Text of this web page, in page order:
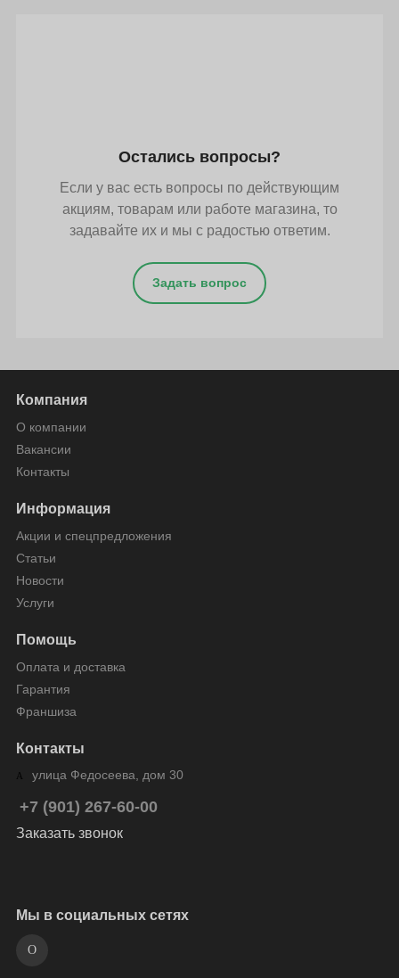
Остались вопросы?
Если у вас есть вопросы по действующим
акциям, товарам или работе магазина, то
задавайте их и мы с радостью ответим.
Задать вопрос
Компания
О компании
Вакансии
Контакты
Информация
Акции и спецпредложения
Статьи
Новости
Услуги
Помощь
Оплата и доставка
Гарантия
Франшиза
Контакты
улица Федосеева, дом 30
+7 (901) 267-60-00
Заказать звонок
Мы в социальных сетях